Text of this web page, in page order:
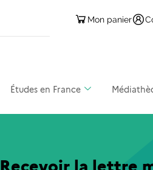
Mon panier
Études en France
Recevoir la lettre